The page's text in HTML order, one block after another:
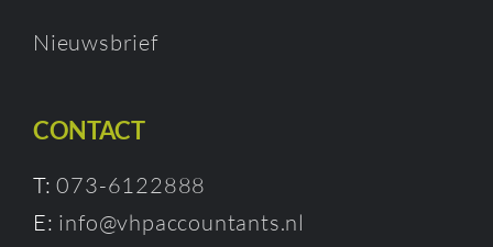
Nieuwsbrief
CONTACT
T:073-6122888
E: info@vhpaccountants.nl